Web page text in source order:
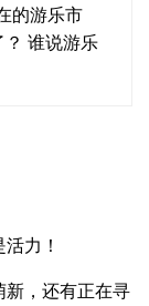
的游乐市
？ 谁说游乐
力！
，还有正在寻